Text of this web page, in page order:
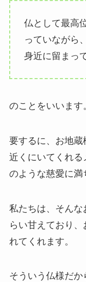
仏として最高
っていながら
身近に留まっ
のことをいいます
要するに、お地蔵
近くにいてくれる
のような慈愛に満
私たちは、そんな
らい甘えており
れてくれます。
そういう仏様だ